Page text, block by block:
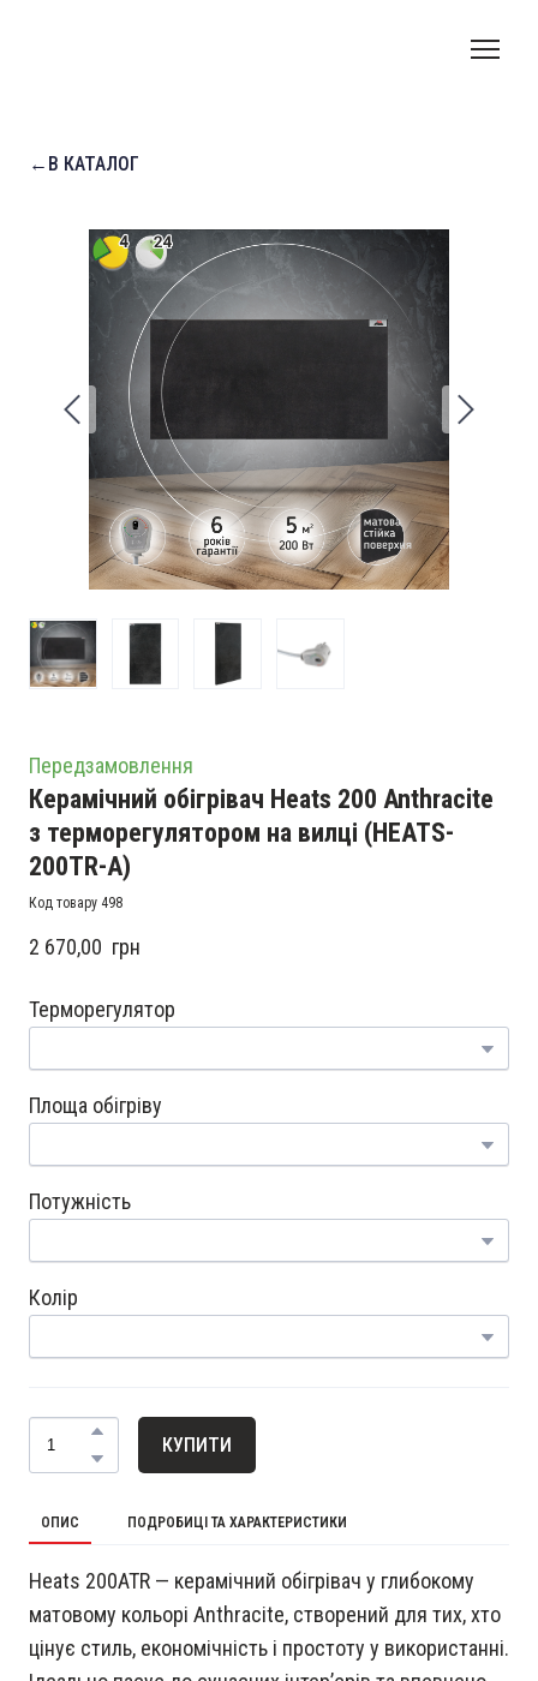
←В КАТАЛОГ
Передзамовлення
Керамічний обігрівач Heats 200 Anthracite
з терморегулятором на вилці (HEATS-
200TR-A)
Код товару 498
2 670,00  грн
Терморегулятор
Площа обігріву
Потужність
Колір
КУПИТИ
ОПИС ПОДРОБИЦІ ТА ХАРАКТЕРИСТИКИ
Heats 200ATR — керамічний обігрівач у глибокому
матовому кольорі Anthracite, створений для тих, хто
цінує стиль, економічність і простоту у використанні.